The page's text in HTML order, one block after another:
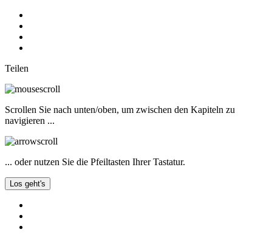
Teilen
Scrollen Sie nach unten/oben, um zwischen den Kapiteln zu
navigieren ...
... oder nutzen Sie die Pfeiltasten Ihrer Tastatur.
Los geht's